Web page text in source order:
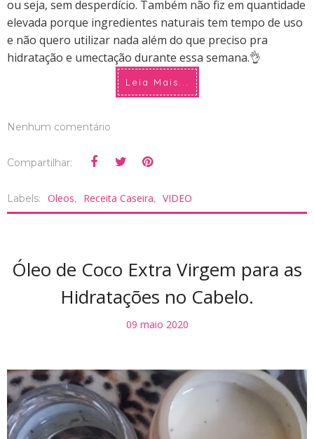
ou seja, sem desperdício. Também não fiz em quantidade
elevada porque ingredientes naturais tem tempo de uso
e não quero utilizar nada além do que preciso pra
hidratação e umectação durante essa semana.👌
Leia Mais...
Nenhum comentário
Compartilhar:
Labels: Oleos, Receita Caseira, VIDEO
Óleo de Coco Extra Virgem para as
Hidratações no Cabelo.
09 maio 2020